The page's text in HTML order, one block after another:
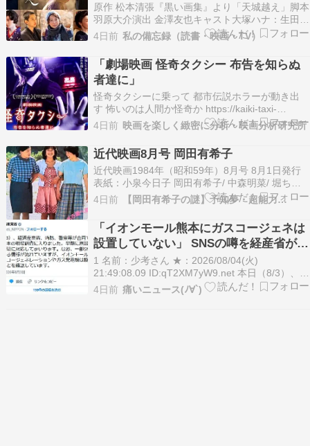
原作 松本清張『黒い画集』より「天城越え」脚本
羽原大介演出 金澤友也キャスト大塚ハナ：生田絵
梨花 30年後のハナ：若村麻由美田島貞藏：岸谷
五朗望月次郎：萩原聖人 少年期：末次寿樹土工：
奥野瑛太菊乃：岡田結実置屋の主人：菅原大吉置
屋の女将：杏子次郎の母・望月キヨ：篠原ゆき子
熊川…
4日前 私の備忘録（読書・映画・TV）
「劇場映画 怪奇タクシー 布告を知らぬ
者達に」
怪奇タクシーに乗って 都市伝説ホラーが動き出
す 怖いのは人間か怪奇か https://kaiki-taxi-
hukoku.com 8月7日の金曜日から、エムエフピク
チャーズの配給により、テアトル梅田ほか、全国
順次のロードショー。本作は2026年製作の日本映
画95分。文＝映画分析…
4日前 映画を楽しく緻密に分析・映画分析研究所
近代映画8月号 岡田有希子
近代映画1984年（昭和59年）8月号 8月1日発行
表紙：小泉今日子 岡田有希子/ 中森明菜/ 堀ちえ
み/ 松田聖子/ 石川秀美/ 倉沢淳美 田原俊彦 近藤真
彦 松本友...続きを読む >>
4日前 【岡田有希子の謎】予知夢・超能力…
「イオンモール熊本にガスコージェネは
設置していない」 SNSの噂を経産省が否
定
1 名前：少考さん ★：2026/08/04(火)
21:49:08.09 ID:qT2XM7yW9.net 本日（8/3）、経
済産業省、消防、警察等が合同でイオンモール熊
本の現場調査に入りました。早期に原因究明を行
4日前 痛いニュース(ﾉ∀`)